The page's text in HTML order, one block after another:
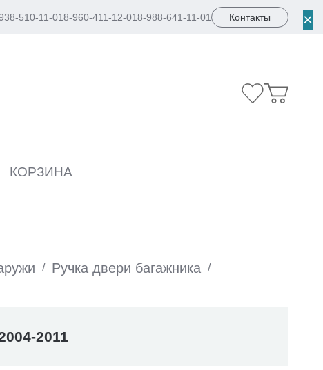
510-11-018-960-411-12-018-988-641-11-01 Контакты
КОРЗИНА
×
/ Ручка двери багажника /
2011